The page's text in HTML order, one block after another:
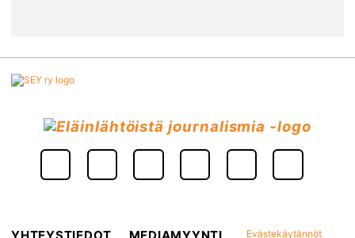
Evästekäytännöt